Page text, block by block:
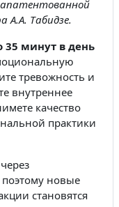
А.А. Табидзе.
35 минут в день
тревожность и
внутреннее
качество
практики
новые
становятся